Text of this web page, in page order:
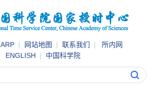
ARP | 网站地图 | 联系我们 | 所内网
ENGLISH | 中国科学院